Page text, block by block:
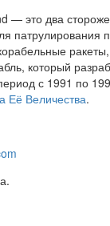
— это два
патрулирования
который
с 1991 по
Её Величества.